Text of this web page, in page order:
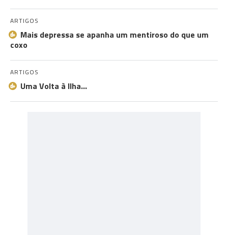
ARTIGOS
Mais depressa se apanha um mentiroso do que um
coxo
ARTIGOS
Uma Volta à Ilha…